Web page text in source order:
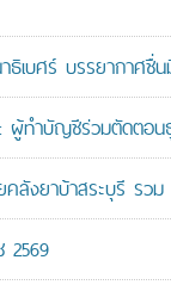
ธิเบศร์ บรรยากาศชื่
ำบัญชีร่วมตัดตอน
ยาบ้าสระบุรี รว
2569